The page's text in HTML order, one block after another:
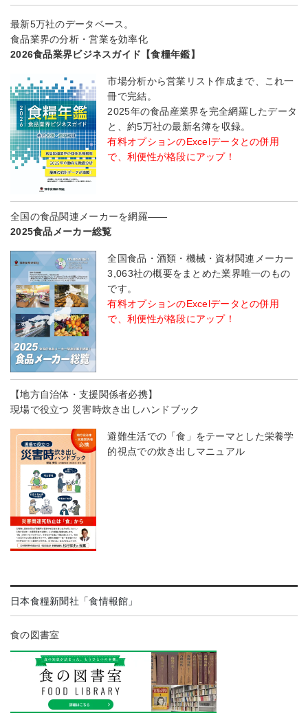
最新5万社のデータベース。
食品業界の分析・営業を効率化
2026食品業界ビジネスガイド【食糧年鑑】
市場分析から営業リスト作成まで、これ一
冊で完結。
2025年の食品産業界を完全網羅したデータ
と、約5万社の最新名簿を収録。
有料オプションのExcelデータとの併用
で、利便性が格段にアップ！
全国の食品関連メーカーを網羅――
2025食品メーカー総覧
全国食品・酒類・機械・資材関連メーカー
3,063社の概要をまとめた業界唯一のもの
です。
有料オプションのExcelデータとの併用
で、利便性が格段にアップ！
【地方自治体・支援関係者必携】
現場で役立つ 災害時炊き出しハンドブック
避難生活での「食」をテーマとした栄養学
的視点での炊き出しマニュアル
日本食糧新聞社「食情報館」
食の図書室